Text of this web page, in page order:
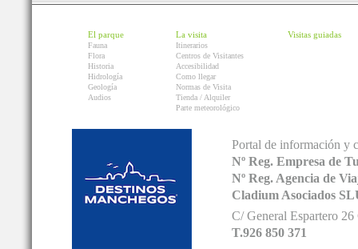
El parque
Fauna
Flora
Historia
Hidrología
Geología
Audios
La visita
Itinerarios
Centros de Visitantes
Accesibilidad
Como llegar
Normas de Visita
Tienda / Alquiler
Parte meteorológico
Visitas guiadas
Portal de información y
Nº Reg. Empresa de
Nº Reg. Agencia de
Cladium Asociados
C/ General Espartero
T.926 850 371